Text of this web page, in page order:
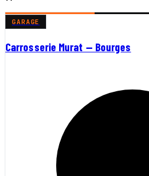
GARAGE
Carrosserie Murat — Bourges